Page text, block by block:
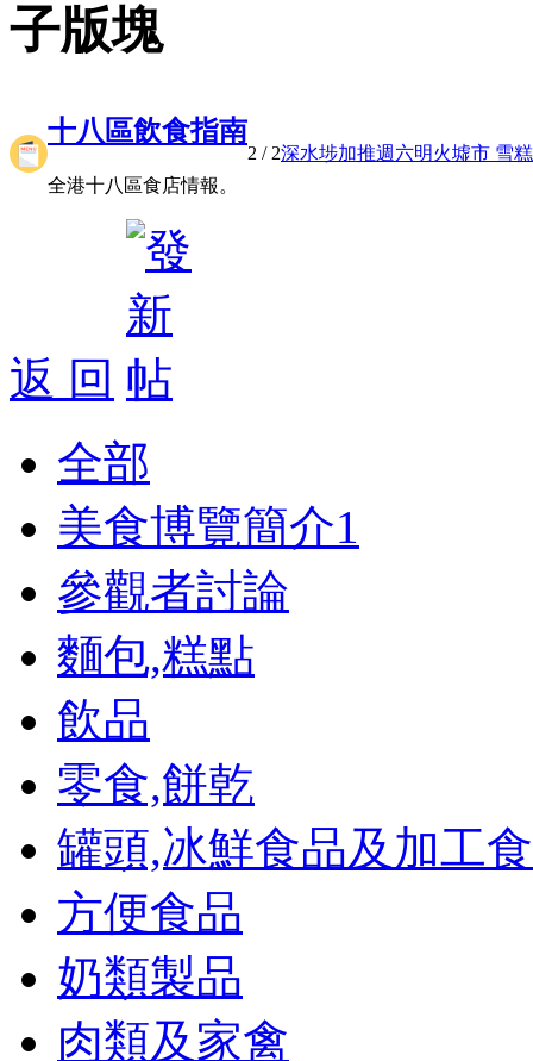
子版塊
十八區飲食指南
全港十八區食店情報。
2 / 2深水埗加推週六明火墟市 雪
返 回
全部
美食博覽簡介1
參觀者討論
麵包,糕點
飲品
零食,餅乾
罐頭,冰鮮食品及加工
方便食品
奶類製品
肉類及家禽